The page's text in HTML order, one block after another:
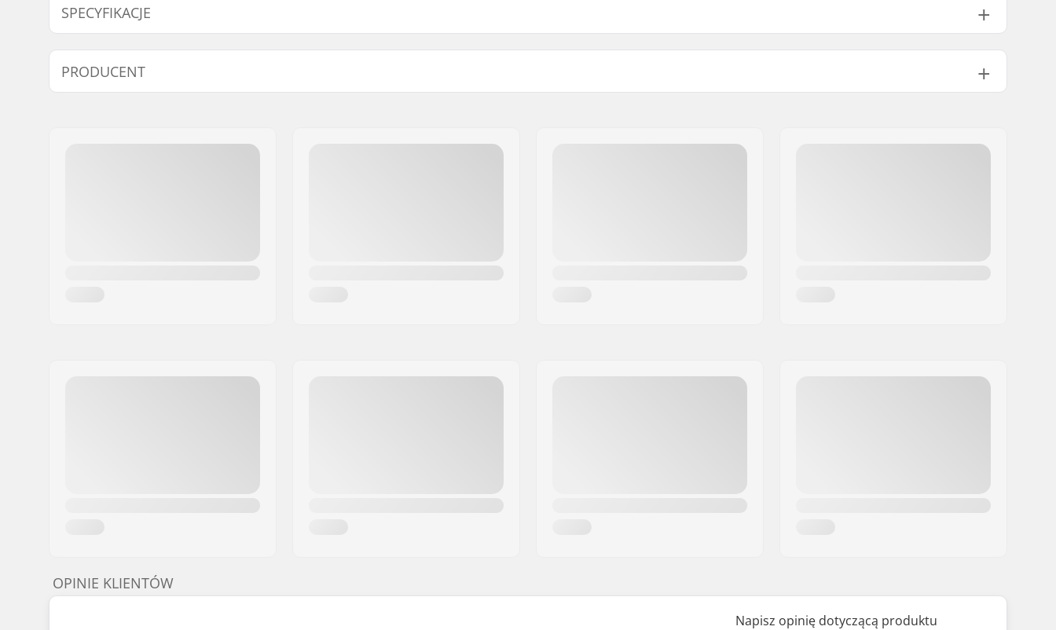
SPECYFIKACJE
Waga: 5g
PRODUCENT
OPINIE KLIENTÓW
Napisz opinię dotyczącą produktu